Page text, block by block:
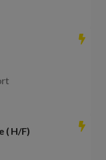
( H/F)